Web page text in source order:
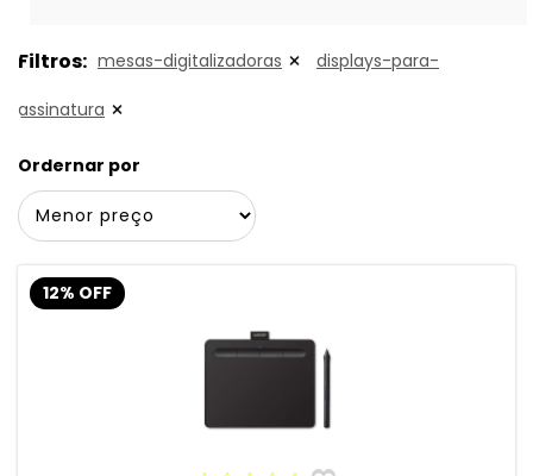
Filtros: mesas-digitalizadoras displays-para-
assinatura
Ordernar por
12% OFF